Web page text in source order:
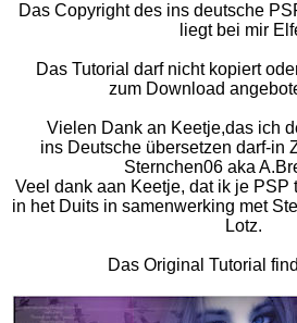
Das Copyright des ins deutsche
liegt bei mir
Das Tutorial darf nicht kopiert
zum Download
Vielen Dank an Keetje,das ich
ins Deutsche übersetzen darf-in
Sternchen06 aka
Veel dank aan Keetje, dat ik je PSP
in het Duits in samenwerking met
Lotz.
Das Original Tutorial